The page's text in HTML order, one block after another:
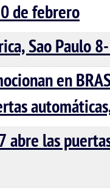
de febrero
Sao Paulo
en
abre las